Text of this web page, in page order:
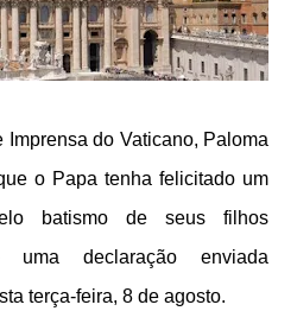
do Vaticano, Paloma
o Papa tenha felicitado um
batismo de seus filhos
uma declaração enviada
terça-feira, 8 de agosto.